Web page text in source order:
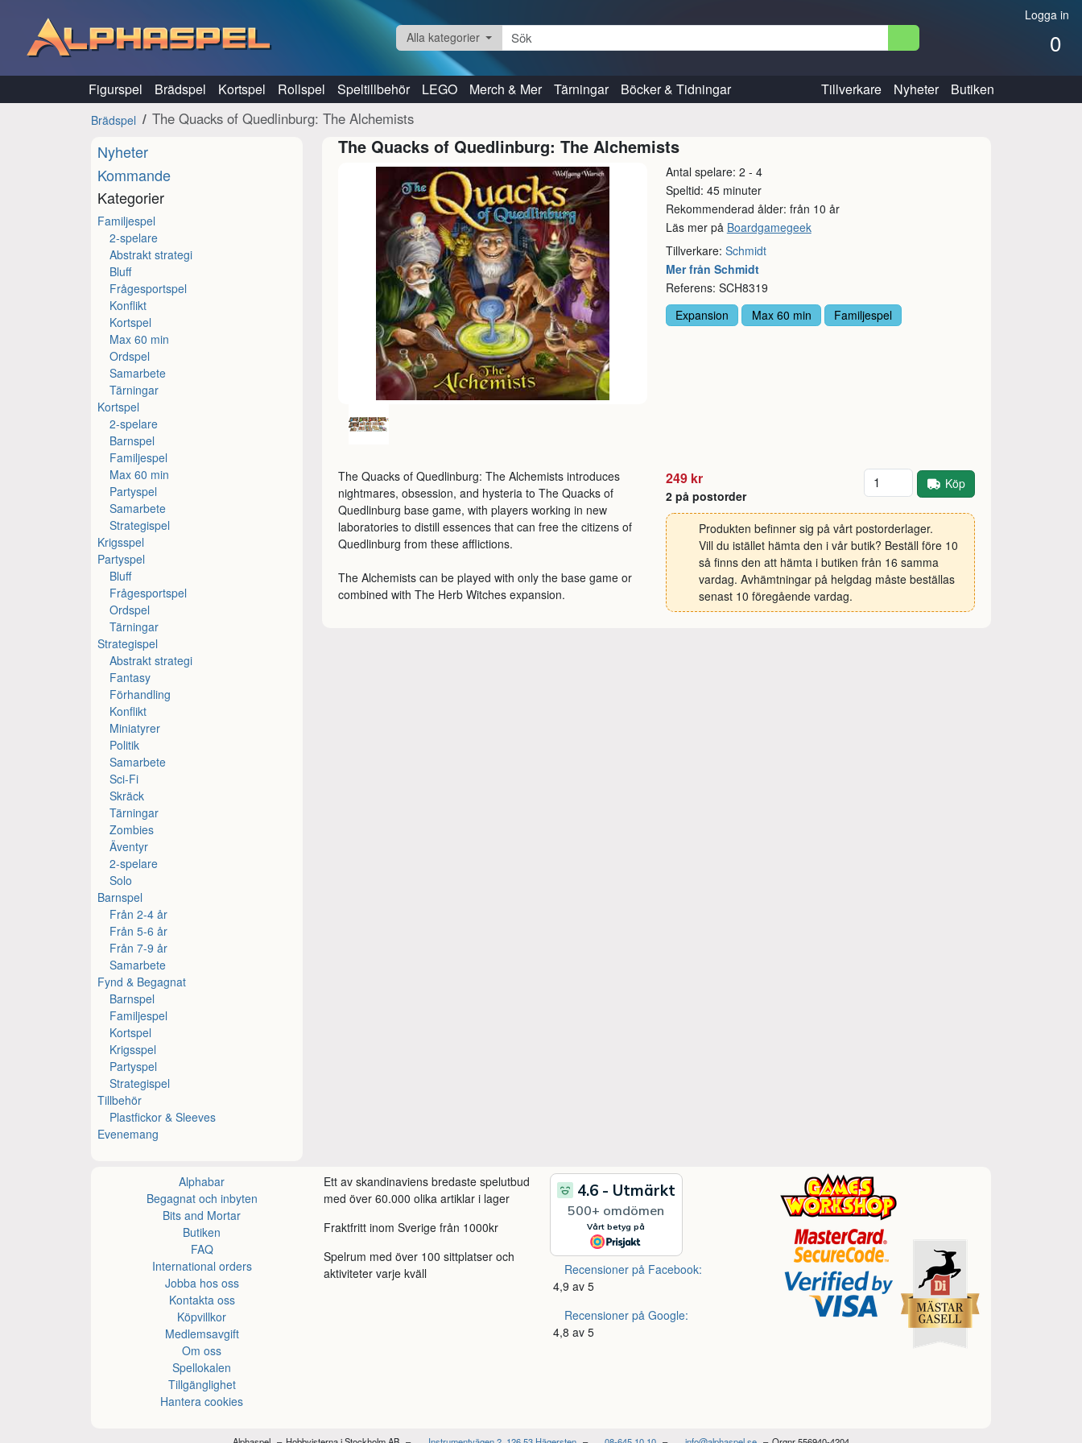
Logga in
0
Alla kategorier
Figurspel Brädspel Kortspel Rollspel Speltillbehör LEGO Merch & Mer Tärningar Böcker & Tidningar Tillverkare Nyheter Butiken
Brädspel The Quacks of Quedlinburg: The Alchemists
Nyheter
Kommande
Kategorier
Familjespel
2-spelare
Abstrakt strategi
Bluff
Frågesportspel
Konflikt
Kortspel
Max 60 min
Ordspel
Samarbete
Tärningar
Kortspel
2-spelare
Barnspel
Familjespel
Max 60 min
Partyspel
Samarbete
Strategispel
Krigsspel
Partyspel
Bluff
Frågesportspel
Ordspel
Tärningar
Strategispel
Abstrakt strategi
Fantasy
Förhandling
Konflikt
Miniatyrer
Politik
Samarbete
Sci-Fi
Skräck
Tärningar
Zombies
Äventyr
2-spelare
Solo
Barnspel
Från 2-4 år
Från 5-6 år
Från 7-9 år
Samarbete
Fynd & Begagnat
Barnspel
Familjespel
Kortspel
Krigsspel
Partyspel
Strategispel
Tillbehör
Plastfickor & Sleeves
Evenemang
The Quacks of Quedlinburg: The Alchemists
Antal spelare: 2 - 4
Speltid: 45 minuter
Rekommenderad ålder: från 10 år
Läs mer på Boardgamegeek
Tillverkare: Schmidt
Mer från Schmidt
Referens: SCH8319
Expansion
Max 60 min Familjespel
The Quacks of Quedlinburg: The Alchemists introduces
nightmares, obsession, and hysteria to The Quacks of
Quedlinburg base game, with players working in new
laboratories to distill essences that can free the citizens of
Quedlinburg from these afflictions.
The Alchemists can be played with only the base game or
combined with The Herb Witches expansion.
249 kr
2 på postorder
Antal Köp
Produkten befinner sig på vårt postorderlager.
Vill du istället hämta den i vår butik? Beställ före 10
så finns den att hämta i butiken från 16 samma
vardag. Avhämtningar på helgdag måste beställas
senast 10 föregående vardag.
Alphabar
Begagnat och inbyten
Bits and Mortar
Butiken
FAQ
International orders
Jobba hos oss
Kontakta oss
Köpvillkor
Medlemsavgift
Om oss
Spellokalen
Tillgänglighet
Hantera cookies
Ett av skandinaviens bredaste spelutbud
med över 60.000 olika artiklar i lager
Fraktfritt inom Sverige från 1000kr
Spelrum med över 100 sittplatser och
aktiviteter varje kväll
Recensioner på Facebook:
4,9 av 5
Recensioner på Google:
4,8 av 5